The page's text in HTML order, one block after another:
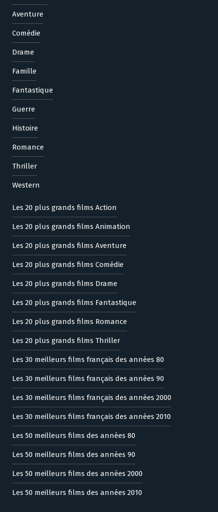
Aventure
Comédie
Drame
Famille
Fantastique
Guerre
Histoire
Romance
Thriller
Western
Les 20 plus grands films Action
Les 20 plus grands films Animation
Les 20 plus grands films Aventure
Les 20 plus grands films Comédie
Les 20 plus grands films Drame
Les 20 plus grands films Fantastique
Les 20 plus grands films Romance
Les 20 plus grands films Thriller
Les 30 meilleurs films français des années 80
Les 30 meilleurs films français des années 90
Les 30 meilleurs films français des années 2000
Les 30 meilleurs films français des années 2010
Les 50 meilleurs films des années 80
Les 50 meilleurs films des années 90
Les 50 meilleurs films des années 2000
Les 50 meilleurs films des années 2010